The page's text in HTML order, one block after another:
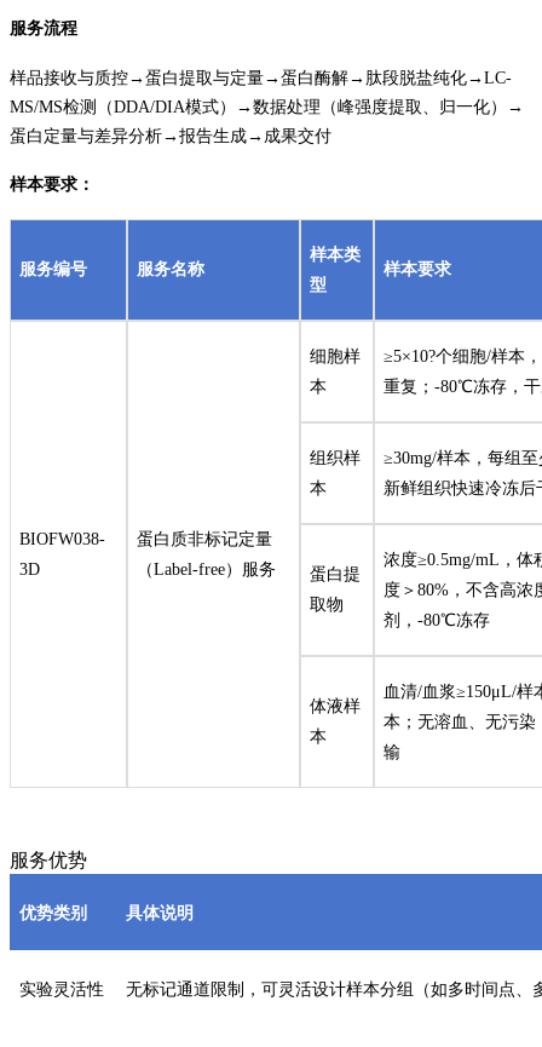
服务流程
样品接收与质控→蛋白提取与定量→蛋白酶解→肽段脱盐纯化→LC-
MS/MS检测（DDA/DIA模式）→数据处理（峰强度提取、归一化）→
蛋白定量与差异分析→报告生成→成果交付
样本要求：
服务编号 服务名称
样本类
型
样本要求
BIOFW038-
3D
蛋白质非标记定量
（Label-free）服务
细胞样
本
≥5×10?个细胞/样本
重复；-80℃冻存，
组织样
本
≥30mg/样本，每组
新鲜组织快速冷冻后
蛋白提
取物
浓度≥0.5mg/mL，体
度＞80%，不含高浓
剂，-80℃冻存
体液样
本
血清/血浆≥150μL/样
本；无溶血、无污
输
服务优势
优势类别 具体说明
实验灵活性 无标记通道限制，可灵活设计样本分组（如多时间点、